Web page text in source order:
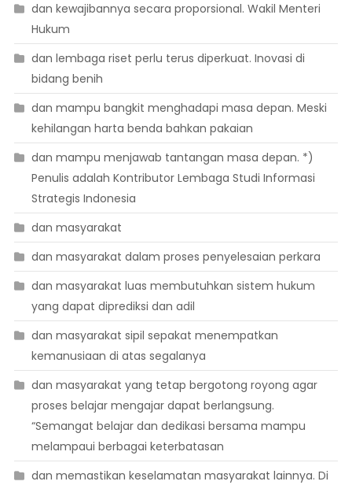
dan kewajibannya secara proporsional. Wakil Menteri
Hukum
dan lembaga riset perlu terus diperkuat. Inovasi di
bidang benih
dan mampu bangkit menghadapi masa depan. Meski
kehilangan harta benda bahkan pakaian
dan mampu menjawab tantangan masa depan. *)
Penulis adalah Kontributor Lembaga Studi Informasi
Strategis Indonesia
dan masyarakat
dan masyarakat dalam proses penyelesaian perkara
dan masyarakat luas membutuhkan sistem hukum
yang dapat diprediksi dan adil
dan masyarakat sipil sepakat menempatkan
kemanusiaan di atas segalanya
dan masyarakat yang tetap bergotong royong agar
proses belajar mengajar dapat berlangsung.
“Semangat belajar dan dedikasi bersama mampu
melampaui berbagai keterbatasan
dan memastikan keselamatan masyarakat lainnya. Di